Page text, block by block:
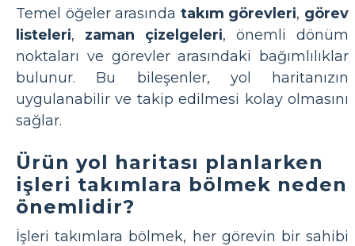
Temel öğeler arasında takım görevleri, görev
listeleri, zaman çizelgeleri, önemli dönüm
noktaları ve görevler arasındaki bağımlılıklar
bulunur. Bu bileşenler, yol haritanızın
uygulanabilir ve takip edilmesi kolay olmasını
sağlar.
Ürün yol haritası planlarken
işleri takımlara bölmek neden
önemlidir?
İşleri takımlara bölmek, her görevin bir sahibi